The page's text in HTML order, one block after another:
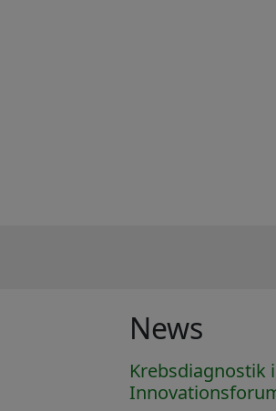
News
Krebsdiagnostik